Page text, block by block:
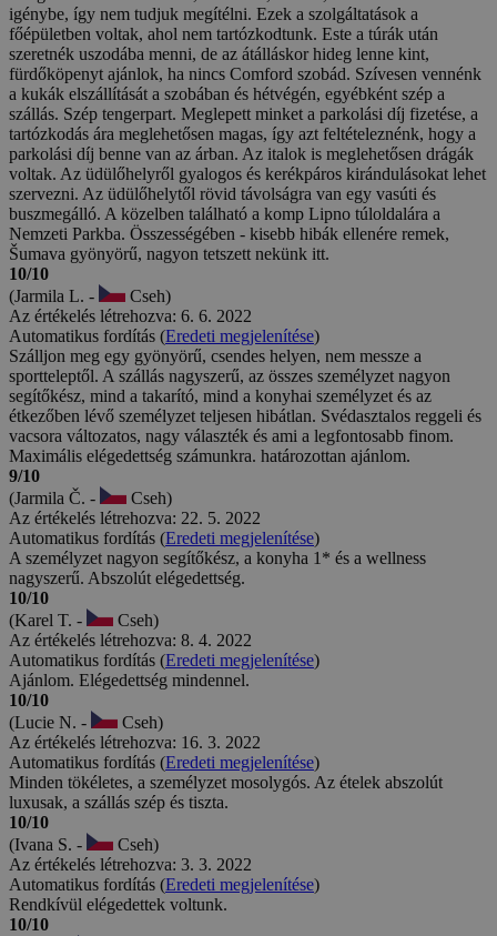
igénybe, így nem tudjuk megítélni. Ezek a szolgáltatások a
főépületben voltak, ahol nem tartózkodtunk. Este a túrák után
szeretnék uszodába menni, de az átálláskor hideg lenne kint,
fürdőköpenyt ajánlok, ha nincs Comford szobád. Szívesen vennénk
a kukák elszállítását a szobában és hétvégén, egyébként szép a
szállás. Szép tengerpart. Meglepett minket a parkolási díj fizetése, a
tartózkodás ára meglehetősen magas, így azt feltételeznénk, hogy a
parkolási díj benne van az árban. Az italok is meglehetősen drágák
voltak. Az üdülőhelyről gyalogos és kerékpáros kirándulásokat lehet
szervezni. Az üdülőhelytől rövid távolságra van egy vasúti és
buszmegálló. A közelben található a komp Lipno túloldalára a
Nemzeti Parkba. Összességében - kisebb hibák ellenére remek,
Šumava gyönyörű, nagyon tetszett nekünk itt.
10/10
(Jarmila L. -
Cseh)
Az értékelés létrehozva: 6. 6. 2022
Automatikus fordítás (Eredeti megjelenítése)
Szálljon meg egy gyönyörű, csendes helyen, nem messze a
sportteleptől. A szállás nagyszerű, az összes személyzet nagyon
segítőkész, mind a takarító, mind a konyhai személyzet és az
étkezőben lévő személyzet teljesen hibátlan. Svédasztalos reggeli és
vacsora változatos, nagy választék és ami a legfontosabb finom.
Maximális elégedettség számunkra. határozottan ajánlom.
9/10
(Jarmila Č. -
Cseh)
Az értékelés létrehozva: 22. 5. 2022
Automatikus fordítás (Eredeti megjelenítése)
A személyzet nagyon segítőkész, a konyha 1* és a wellness
nagyszerű. Abszolút elégedettség.
10/10
(Karel T. -
Cseh)
Az értékelés létrehozva: 8. 4. 2022
Automatikus fordítás (Eredeti megjelenítése)
Ajánlom. Elégedettség mindennel.
10/10
(Lucie N. -
Cseh)
Az értékelés létrehozva: 16. 3. 2022
Automatikus fordítás (Eredeti megjelenítése)
Minden tökéletes, a személyzet mosolygós. Az ételek abszolút
luxusak, a szállás szép és tiszta.
10/10
(Ivana S. -
Cseh)
Az értékelés létrehozva: 3. 3. 2022
Automatikus fordítás (Eredeti megjelenítése)
Rendkívül elégedettek voltunk.
10/10